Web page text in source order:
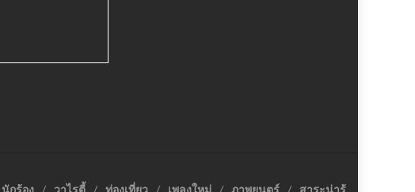
นักร้อง วาไรตี้ ท่องเที่ยว เพลงใหม่ ภาพยนตร์ สาระน่ารู้